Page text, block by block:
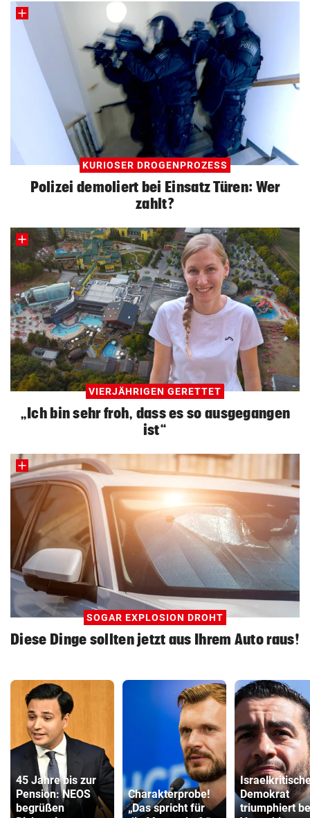
KURIOSER DROGENPROZESS
Polizei demoliert bei Einsatz Türen: Wer
zahlt?
VIERJÄHRIGEN GERETTET
„Ich bin sehr froh, dass es so ausgegangen
ist“
SOGAR EXPLOSION DROHT
Diese Dinge sollten jetzt aus Ihrem Auto raus!
45 Jahre bis zur
Pension: NEOS
begrüßen
Charakterprobe!
„Das spricht für
Demokrat
triumphiert